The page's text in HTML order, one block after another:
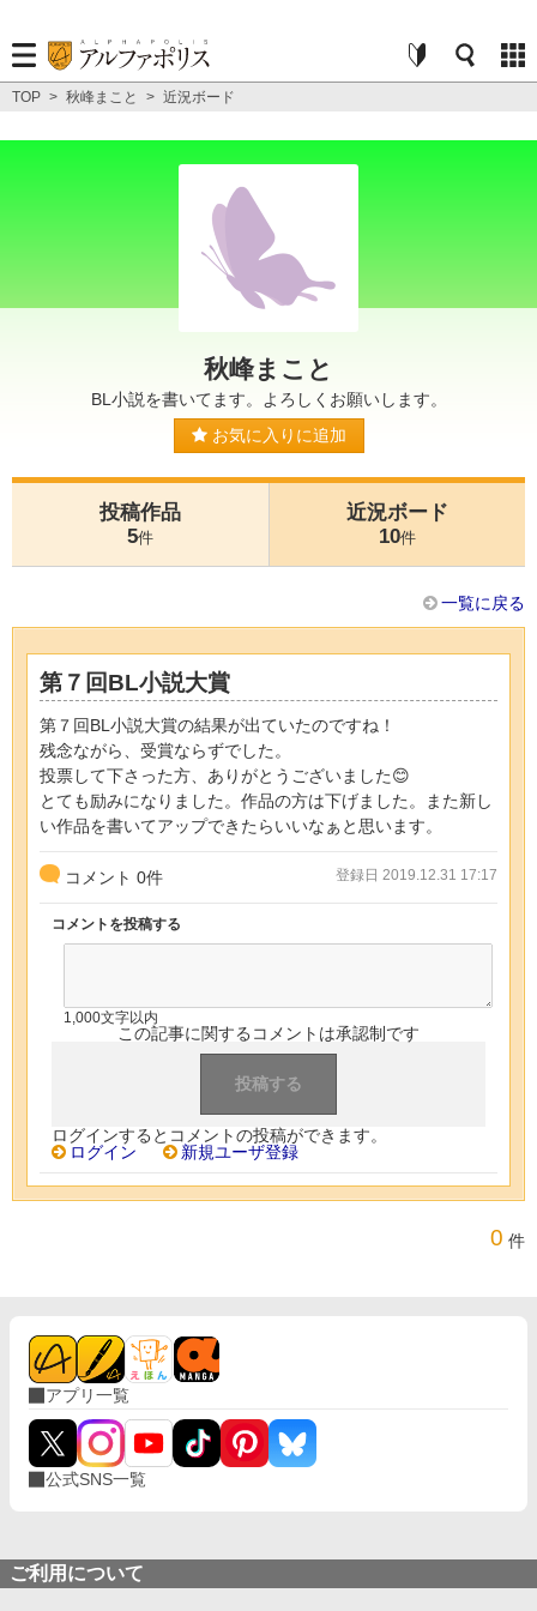
TOP > 秋峰まこと > 近況ボード
秋峰まこと
BL小説を書いてます。よろしくお願いします。
お気に入りに追加
投稿作品
5件
近況ボード
10件
一覧に戻る
第７回BL小説大賞
第７回BL小説大賞の結果が出ていたのですね！
残念ながら、受賞ならずでした。
投票して下さった方、ありがとうございました😊
とても励みになりました。作品の方は下げました。また新し
い作品を書いてアップできたらいいなぁと思います。
コメント 0件 登録日 2019.12.31 17:17
コメントを投稿する
1,000文字以内
この記事に関するコメントは承認制です
ログインするとコメントの投稿ができます。
ログイン
新規ユーザ登録
0 件
アプリ一覧
公式SNS一覧
ご利用について